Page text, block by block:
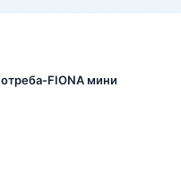
FIONA мини